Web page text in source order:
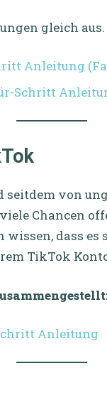
gleich aus.
Anleitung
Schritt
von
Chancen
wissen, dass
TikTok
Anleitung